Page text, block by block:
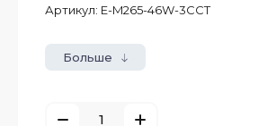
Артикул: E-M265-46W-3CCT
Больше